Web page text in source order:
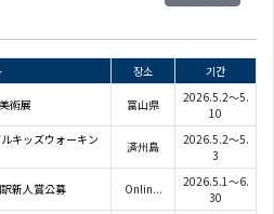
장소 기간
術展 富山県
2026.5.2～5.
10
キッズウォーキン
済州島
2026.5.2～5.
3
新人賞公募 Onlin...
2026.5.1～6.
30